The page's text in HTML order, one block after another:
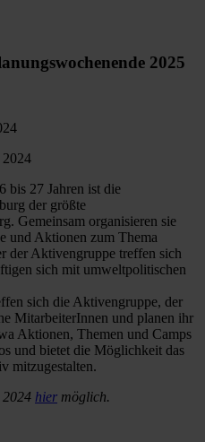
2025
2024
bis 27 Jahren ist die
der größte
Gemeinsam organisieren sie
und Aktionen zum Thema
der Aktivengruppe treffen sich
sich mit umweltpolitischen
sich die Aktivengruppe, der
MitarbeiterInnen und planen ihr
Aktionen, Themen und Camps
und bietet die Möglichkeit das
mitzugestalten.
2024 hier möglich.